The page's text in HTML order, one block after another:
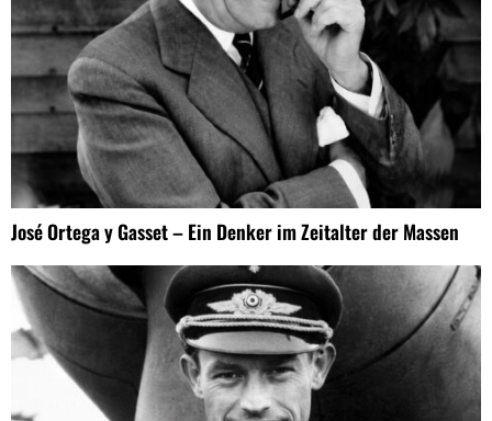
José Ortega y Gasset – Ein Denker im Zeitalter der Massen